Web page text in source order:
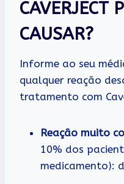
CAVERJECT
CAUSAR?
Informe ao seu
qualquer reação
tratamento com
Reação muito
10% dos
medicamento):